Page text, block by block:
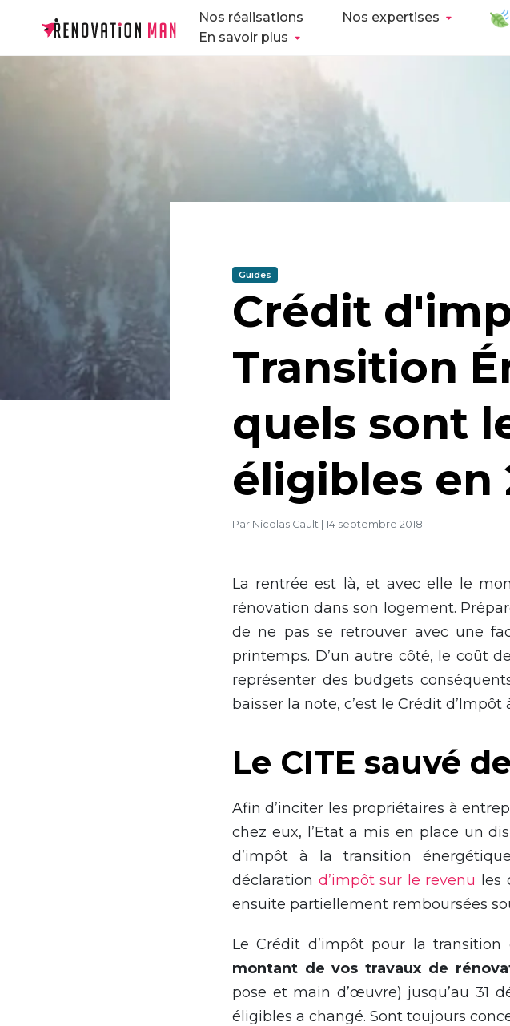
Nos réalisations Nos expertises
En savoir plus
Guides
Crédit
Transition
quels sont
éligibles en
Par Nicolas Cault 14 septembre 2018
La rentrée est là, et avec elle le
rénovation dans son logement.
de ne pas se retrouver avec une
printemps. D’un autre côté, le coût
représenter des budgets
baisser la note, c’est le Crédit
Le CITE sauvé
Afin d’inciter les propriétaires à
chez eux, l’Etat a mis en place un
d’impôt à la transition
déclaration d’impôt sur le revenu
les
ensuite partiellement remboursées
Le Crédit d’impôt pour la transition
montant de vos travaux de
pose et main d’œuvre) jusqu’au 31
éligibles a changé. Sont toujours